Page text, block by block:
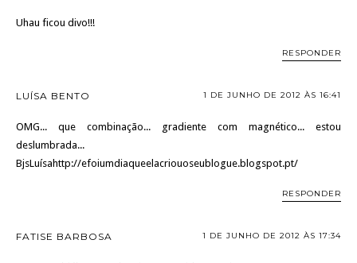
Uhau ficou divo!!!
RESPONDER
LUÍSA BENTO 1 DE JUNHO DE 2012 ÀS 16:41
OMG... que combinação... gradiente com magnético... estou
deslumbrada...
BjsLuísahttp://efoiumdiaqueelacriouoseublogue.blogspot.pt/
RESPONDER
FATISE BARBOSA 1 DE JUNHO DE 2012 ÀS 17:34